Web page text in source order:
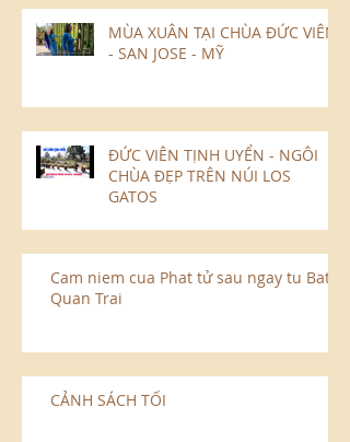
MÙA XUÂN TẠI CHÙA ĐỨC VIÊN
- SAN JOSE - MỸ
ĐỨC VIÊN TỊNH UYỂN - NGÔI
CHÙA ĐẸP TRÊN NÚI LOS
GATOS
Cam niem cua Phat tử sau ngay tu Bat
Quan Trai
CẢNH SÁCH TỐI